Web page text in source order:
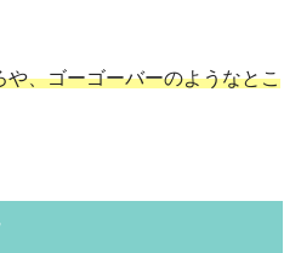
、ゴーゴーバーのようなとこ